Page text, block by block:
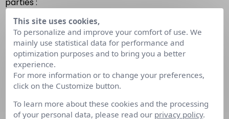
De 7h45-10h : À destination des entreprises
(Table ronde et rencontre avec les
certificateurs, accompagnateurs et financeurs
de la VAE). Objectifs ? Identifier une opportunité
de VAE individuelle ou collective, présenter la
démarche de VAE lors des entretiens et établir
entreprises !
This site uses cookies,
To personalize and improve your comfort of use. We
mainly use statistical data for performance and
optimization purposes and to bring you a better
experience.
For more information or to change your preferences,
click on the Customize button.
To learn more about these cookies and the processing
of your personal data, please read our privacy policy.